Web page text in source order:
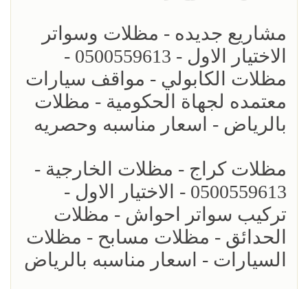
مشاريع جديده - مظلات وسواتر
الاختيار الاول - 0500559613 -
مظلات الكابولي - مواقف سيارات
معتمده لجهاة الحكومية - مظلات
بالرياض - اسعار مناسبه وحصريه
مظلات كراج - مظلات الخارجية -
0500559613 - الاختيار الاول -
تركيب سواتر احواش - مظلات
الحدائق - مظلات مسابح - مظلات
السيارات - اسعار مناسبه بالرياض